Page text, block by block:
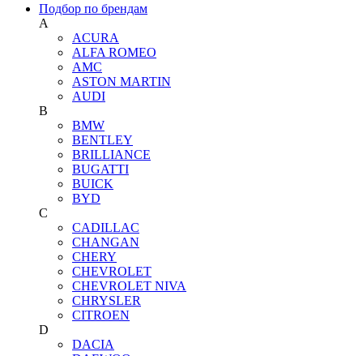
Подбор по брендам
A
ACURA
ALFA ROMEO
AMC
ASTON MARTIN
AUDI
B
BMW
BENTLEY
BRILLIANCE
BUGATTI
BUICK
BYD
C
CADILLAC
CHANGAN
CHERY
CHEVROLET
CHEVROLET NIVA
CHRYSLER
CITROEN
D
DACIA